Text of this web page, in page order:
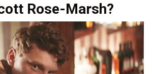
Rose-Marsh?